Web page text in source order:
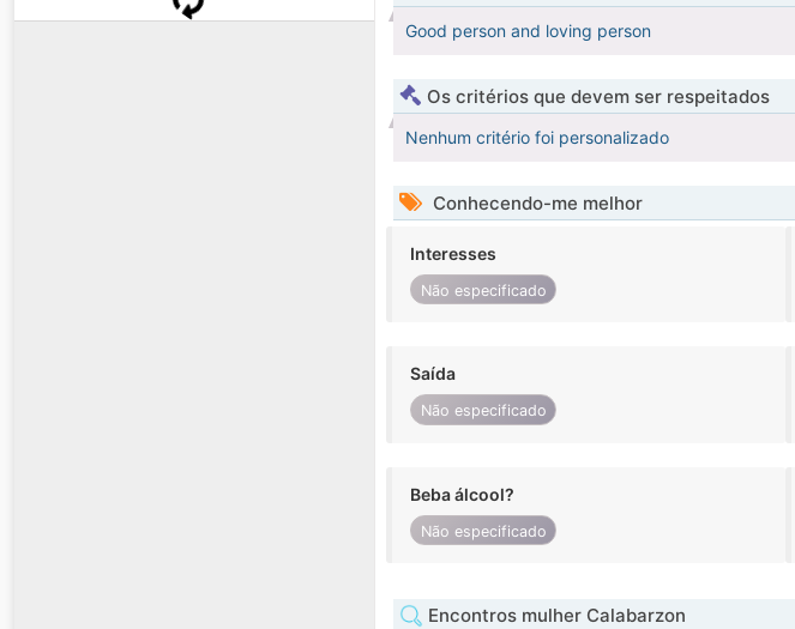
Good person and loving person
Os critérios que devem ser respeitados
Nenhum critério foi personalizado
Conhecendo-me melhor
Interesses
Não especificado
Saída
Não especificado
Beba álcool?
Não especificado
Encontros mulher Calabarzon